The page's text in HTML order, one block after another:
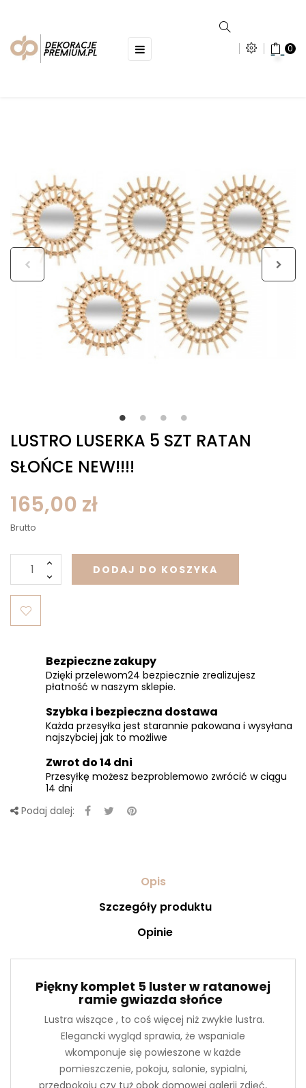
Toggle
navigation
☰ 0
LUSTRO LUSERKA 5 SZT RATAN
SŁOŃCE NEW!!!!
165,00 zł
Brutto
DODAJ DO KOSZYKA
Bezpieczne zakupy
Dzięki przelewom24 bezpiecznie zrealizujesz
płatność w naszym sklepie.
Szybka i bezpieczna dostawa
Każda przesyłka jest starannie pakowana i wysyłana
najszybciej jak to możliwe
Zwrot do 14 dni
Przesyłkę możesz bezproblemowo zwrócić w ciągu
14 dni
Podaj dalej:
Opis
Szczegóły produktu
Opinie
Piękny komplet 5 luster w ratanowej
ramie gwiazda słońce
Lustra wiszące , to coś więcej niż zwykłe lustra.
Elegancki wygląd sprawia, że wspaniale
wkomponuje się powieszone w każde
pomieszczenie, pokoju, salonie, sypialni,
przedpokoju czy tuż obok domowej galerii zdjęć,